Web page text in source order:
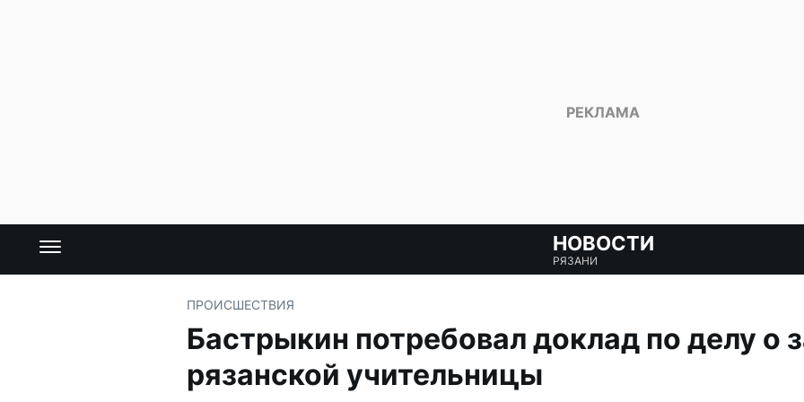
НОВОСТИ
РЯЗАНИ
ПРОИСШЕСТВИЯ
Бастрыкин потребовал доклад по делу о
рязанской учительницы